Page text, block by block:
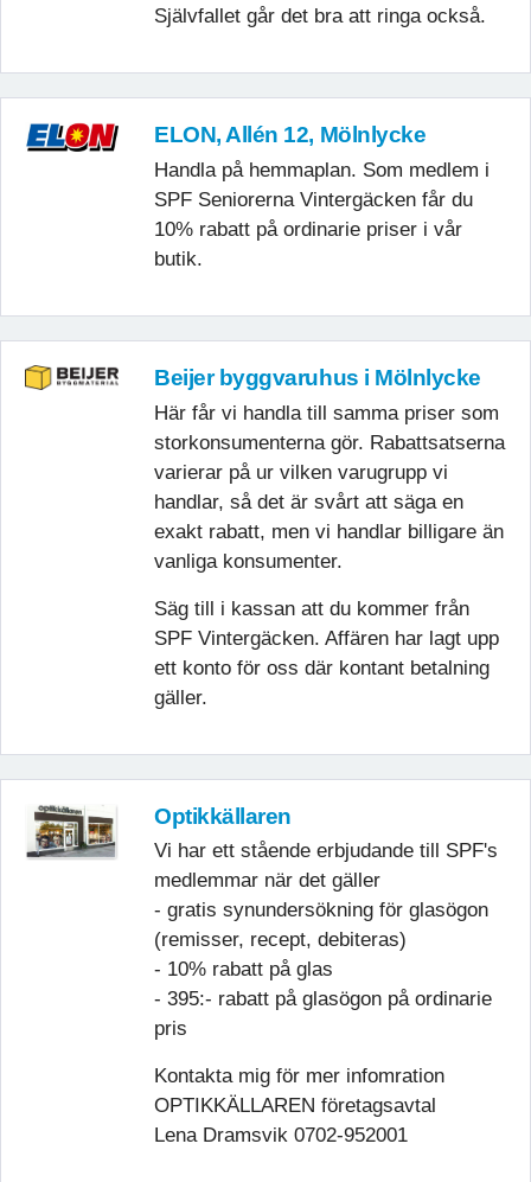
Självfallet går det bra att ringa också.
ELON, Allén 12, Mölnlycke
Handla på hemmaplan. Som medlem i
SPF Seniorerna Vintergäcken får du
10% rabatt på ordinarie priser i vår
butik.
Beijer byggvaruhus i Mölnlycke
Här får vi handla till samma priser som
storkonsumenterna gör. Rabattsatserna
varierar på ur vilken varugrupp vi
handlar, så det är svårt att säga en
exakt rabatt, men vi handlar billigare än
vanliga konsumenter.
Säg till i kassan att du kommer från
SPF Vintergäcken. Affären har lagt upp
ett konto för oss där kontant betalning
gäller.
Optikkällaren
Vi har ett stående erbjudande till SPF's
medlemmar när det gäller
- gratis synundersökning för glasögon
(remisser, recept, debiteras)
- 10% rabatt på glas
- 395:- rabatt på glasögon på ordinarie
pris
Kontakta mig för mer infomration
OPTIKKÄLLAREN företagsavtal
Lena Dramsvik 0702-952001